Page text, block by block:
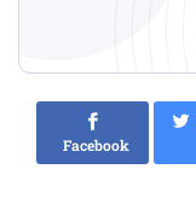
Facebook